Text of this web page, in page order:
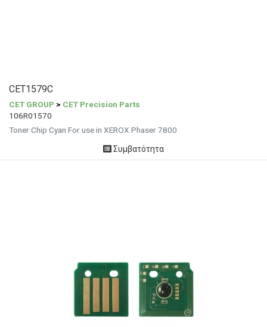
CET1579C
CET GROUP > CET Precision Parts
106R01570
Toner Chip Cyan For use in XEROX Phaser 7800
Συμβατότητα